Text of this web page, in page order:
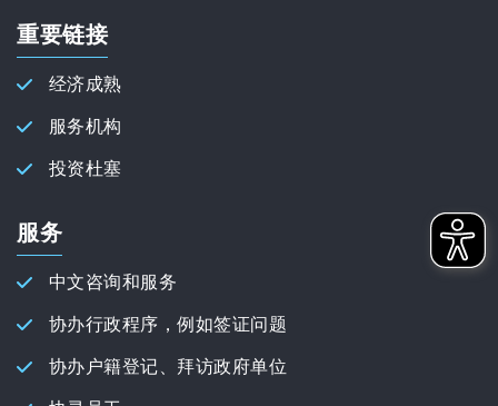
重要链接
经济成熟
服务机构
投资杜塞
服务
中文咨询和服务
协办行政程序，例如签证问题
协办户籍登记、拜访政府单位